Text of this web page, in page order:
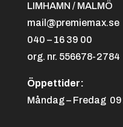
LIMHAMN / MALMÖ
mail@premiemax.se
040 – 16 39 00
org. nr. 556678-2784
Öppettider:
Måndag – Fredag